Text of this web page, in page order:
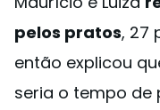
pelos pratos, 27
então explicou
seria o tempo de